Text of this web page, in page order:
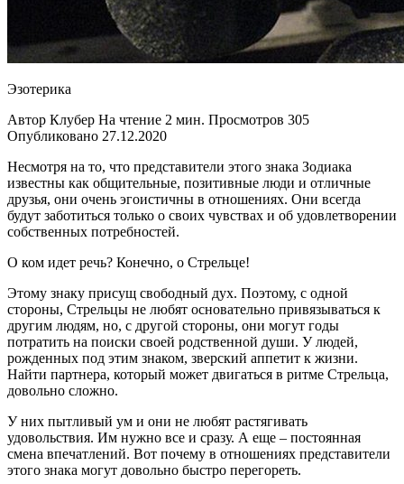
Эзотерика
Автор Клубер На чтение 2 мин. Просмотров 305
Опубликовано 27.12.2020
Несмотря на то, что представители этого знака Зодиака
известны как общительные, позитивные люди и отличные
друзья, они очень эгоистичны в отношениях. Они всегда
будут заботиться только о своих чувствах и об удовлетворении
собственных потребностей.
О ком идет речь? Конечно, о Стрельце!
Этому знаку присущ свободный дух. Поэтому, с одной
стороны, Стрельцы не любят основательно привязываться к
другим людям, но, с другой стороны, они могут годы
потратить на поиски своей родственной души. У людей,
рожденных под этим знаком, зверский аппетит к жизни.
Найти партнера, который может двигаться в ритме Стрельца,
довольно сложно.
У них пытливый ум и они не любят растягивать
удовольствия. Им нужно все и сразу. А еще – постоянная
смена впечатлений. Вот почему в отношениях представители
этого знака могут довольно быстро перегореть.